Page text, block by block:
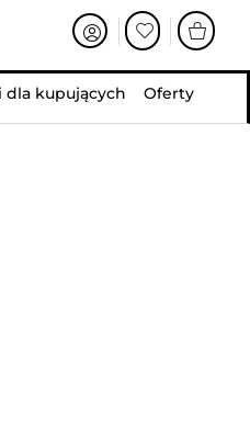
kupujących Oferty